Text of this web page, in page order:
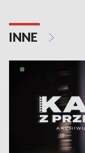
INNE